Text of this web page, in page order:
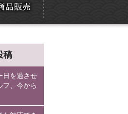
稿
日を過させ
フ、今から